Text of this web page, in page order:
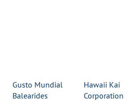
Gusto Mundial
Balearides
Hawaii Kai
Corporation